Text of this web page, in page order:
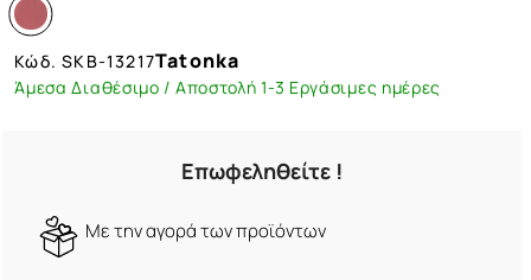
Κώδ.SKB-13217Tatonka
Άμεσα Διαθέσιμο / Αποστολή 1-3 Εργάσιμες ημέρες
Επωφεληθείτε !
Mε την αγορά των προϊόντων